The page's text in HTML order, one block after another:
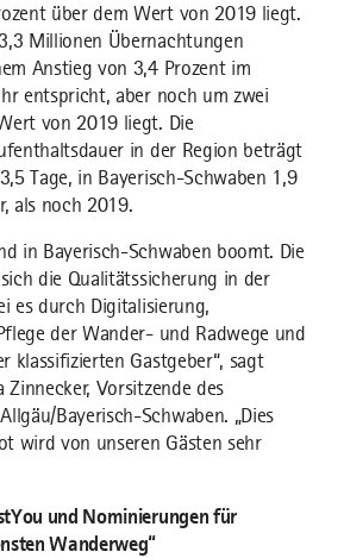
über dem Wert von 2019 liegt.
Millionen Übernachtungen
Anstieg von 3,4 Prozent im
entspricht, aber noch um zwei
von 2019 liegt. Die
in der Region beträgt
Tage, in Bayerisch-Schwaben 1,9
als noch 2019.
in Bayerisch-Schwaben boomt. Die
die Qualitätssicherung in der
es durch Digitalisierung,
der Wander- und Radwege und
klassifizierten Gastgeber“, sagt
Vorsitzende des
Bayerisch-Schwaben. „Dies
wird von unseren Gästen sehr
und Nominierungen für
Wanderweg“